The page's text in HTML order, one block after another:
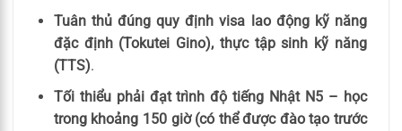
Tuân thủ đúng quy định visa lao động kỹ năng
đặc định (Tokutei Gino), thực tập sinh kỹ năng
(TTS).
Tối thiểu phải đạt trình độ tiếng Nhật N5 – học
trong khoảng 150 giờ (có thể được đào tạo trước